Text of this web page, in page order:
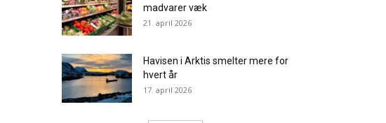
madvarer væk
21. april 2026
Havisen i Arktis smelter mere for
hvert år
17. april 2026